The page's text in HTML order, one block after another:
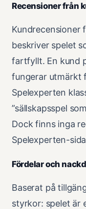
Recensioner från
Kundrecensioner
beskriver spelet
fartfyllt. En kund
fungerar utmärkt
Spelexperten
”sällskapsspel
Dock finns inga
Spelexperten-
Fördelar och
Baserat på
styrkor: spelet är